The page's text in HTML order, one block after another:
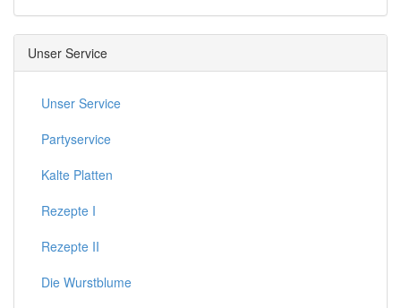
Unser Service
Unser Service
Partyservice
Kalte Platten
Rezepte I
Rezepte II
Die Wurstblume